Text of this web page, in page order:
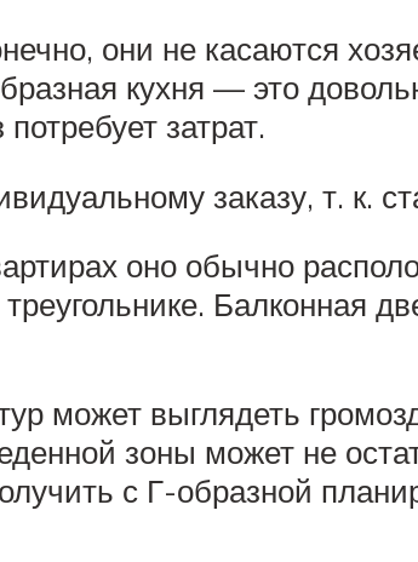
они не касаются
кухня — это
затрат.
заказу, т. к.
оно обычно
Балконная
может выглядеть
зоны может не
с Г-образной